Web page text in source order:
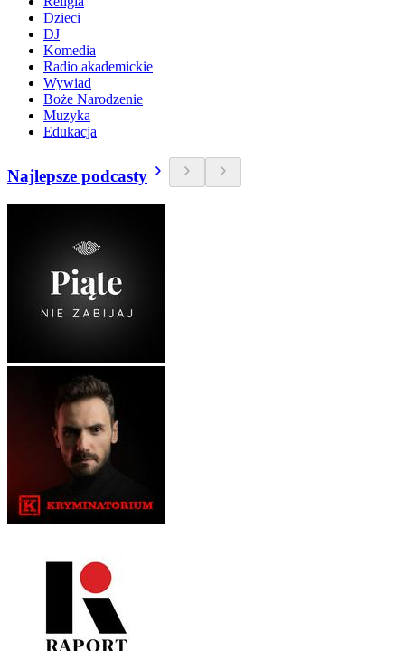
Dzieci
DJ
Komedia
Radio akademickie
Wywiad
Boże Narodzenie
Muzyka
Edukacja
Najlepsze podcasty